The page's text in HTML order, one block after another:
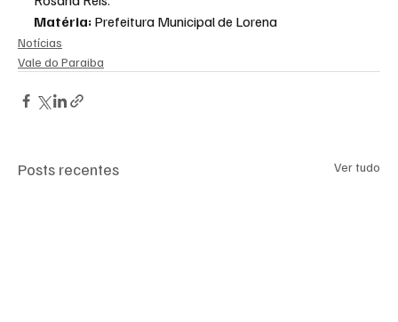
Matéria: Prefeitura Municipal de Lorena
Notícias
Vale do Paraiba
Posts recentes Ver tudo